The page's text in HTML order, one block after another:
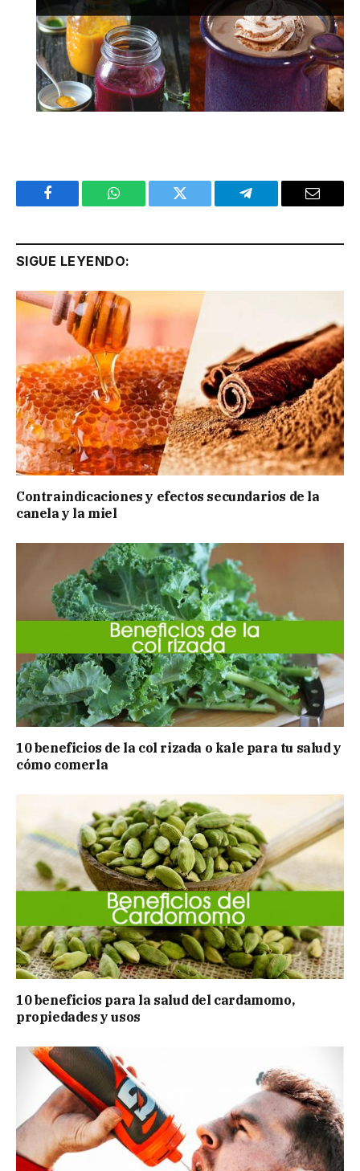
Facebook WhatsApp Twitter Telegram Email
SIGUE LEYENDO:
Contraindicaciones y efectos secundarios de la
canela y la miel
10 beneficios de la col rizada o kale para tu salud y
cómo comerla
10 beneficios para la salud del cardamomo,
propiedades y usos